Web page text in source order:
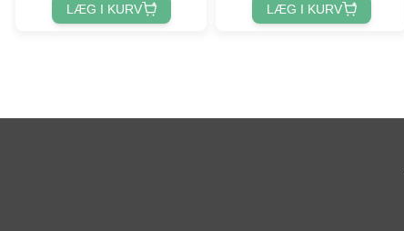
LÆG I KURV LÆG I KURV